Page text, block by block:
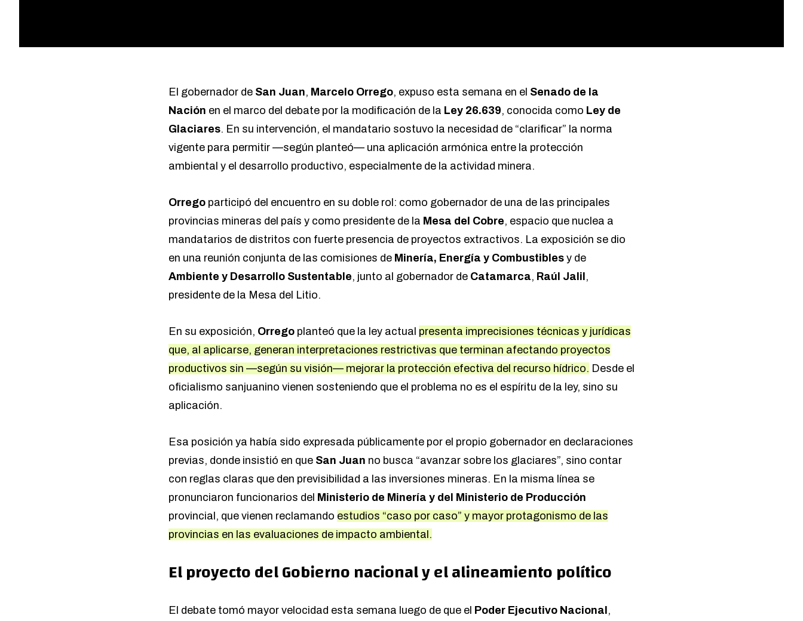
El gobernador de San Juan, Marcelo Orrego, expuso esta semana en el Senado de la
Nación en el marco del debate por la modificación de la Ley 26.639, conocida como Ley de
Glaciares. En su intervención, el mandatario sostuvo la necesidad de “clarificar” la norma
vigente para permitir —según planteó— una aplicación armónica entre la protección
ambiental y el desarrollo productivo, especialmente de la actividad minera.
Orrego participó del encuentro en su doble rol: como gobernador de una de las principales
provincias mineras del país y como presidente de la Mesa del Cobre, espacio que nuclea a
mandatarios de distritos con fuerte presencia de proyectos extractivos. La exposición se dio
en una reunión conjunta de las comisiones de Minería, Energía y Combustibles y de
Ambiente y Desarrollo Sustentable, junto al gobernador de Catamarca, Raúl Jalil ,
presidente de la Mesa del Litio.
En su exposición, Orrego planteó que la ley actual presenta imprecisiones técnicas y jurídicas
que, al aplicarse, generan interpretaciones restrictivas que terminan afectando proyectos
productivos sin —según su visión— mejorar la protección efectiva del recurso hídrico. Desde el
oficialismo sanjuanino vienen sosteniendo que el problema no es el espíritu de la ley, sino su
aplicación.
Esa posición ya había sido expresada públicamente por el propio gobernador en declaraciones
previas, donde insistió en que San Juan no busca “avanzar sobre los glaciares”, sino contar
con reglas claras que den previsibilidad a las inversiones mineras. En la misma línea se
pronunciaron funcionarios del Ministerio de Minería y del Ministerio de Producción
provincial, que vienen reclamando estudios “caso por caso” y mayor protagonismo de las
provincias en las evaluaciones de impacto ambiental.
El proyecto del Gobierno nacional y el alineamiento político
El debate tomó mayor velocidad esta semana luego de que el Poder Ejecutivo Nacional ,